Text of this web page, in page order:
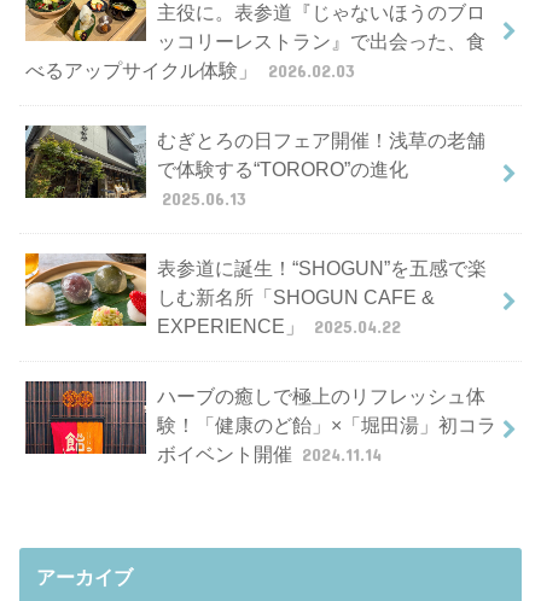
主役に。表参道『じゃないほうのブロ
ッコリーレストラン』で出会った、食
べるアップサイクル体験」
2026.02.03
むぎとろの日フェア開催！浅草の老舗
で体験する“TORORO”の進化
2025.06.13
表参道に誕生！“SHOGUN”を五感で楽
しむ新名所「SHOGUN CAFE &
EXPERIENCE」
2025.04.22
ハーブの癒しで極上のリフレッシュ体
験！「健康のど飴」×「堀田湯」初コラ
ボイベント開催 2024.11.14
アーカイブ